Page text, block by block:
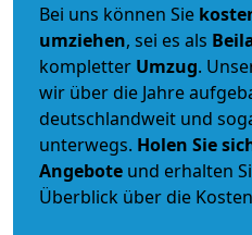
Bei uns können Sie
umziehen, sei es als
kompletter Umzug.
wir über die Jahre
deutschlandweit und
unterwegs. Holen Sie
Angebote und erhalten
Überblick über die